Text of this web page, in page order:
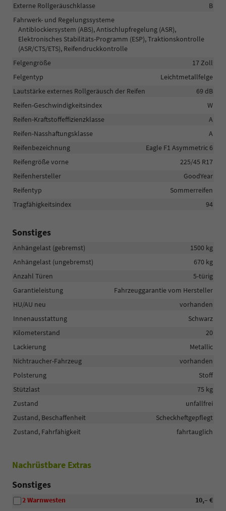
Externe Rollgeräuschklasse
B
Fahrwerk- und Regelungssysteme
Antiblockiersystem (ABS), Antischlupfregelung (ASR),
Elektronisches Stabilitäts-Programm (ESP), Traktionskontrolle
(ASR/CTS/ETS), Reifendruckkontrolle
Felgengröße
17 Zoll
Felgentyp
Leichtmetallfelge
Lautstärke externes Rollgeräusch der Reifen
69 dB
Reifen-Geschwindigkeitsindex
W
Reifen-Kraftstoffeffizienzklasse
A
Reifen-Nasshaftungsklasse
A
Reifenbezeichnung
Eagle F1 Asymmetric 6
Reifengröße vorne
225/45 R17
Reifenhersteller
GoodYear
Reifentyp
Sommerreifen
Tragfähigkeitsindex
94
Sonstiges
Anhängelast (gebremst)
1500 kg
Anhängelast (ungebremst)
670 kg
Anzahl Türen
5-türig
Garantieleistung
Fahrzeuggarantie vom Hersteller
HU/AU neu
vorhanden
Innenausstattung
Schwarz
Kilometerstand
20
Lackierung
Metallic
Nichtraucher-Fahrzeug
vorhanden
Polsterung
Stoff
Stützlast
75 kg
Zustand
unfallfrei
Zustand, Beschaffenheit
Scheckheftgepflegt
Zustand, Fahrfähigkeit
fahrtauglich
Nachrüstbare Extras
Sonstiges
10,– €
2 Warnwesten